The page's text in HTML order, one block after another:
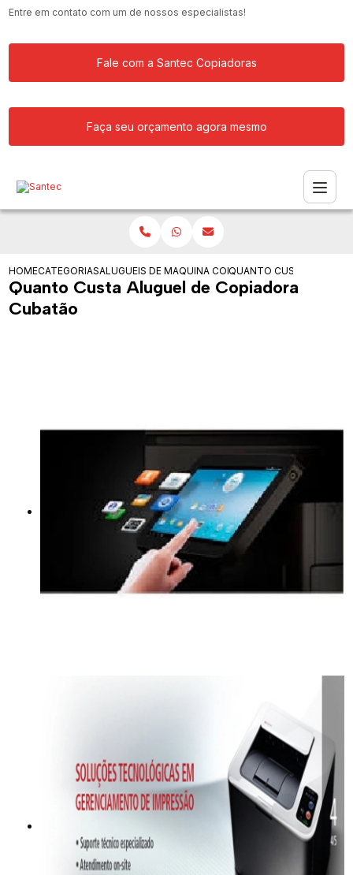
Entre em contato com um de nossos especialistas!
Fale com a Santec Copiadoras
Faça seu orçamento agora mesmo
HOMECATEGORIASALUGUEIS DE COPIADORASMAQUINA COPIADORA COLORIDA PARA
QUANTO CUSTA
Quanto Custa Aluguel de Copiadora
Cubatão